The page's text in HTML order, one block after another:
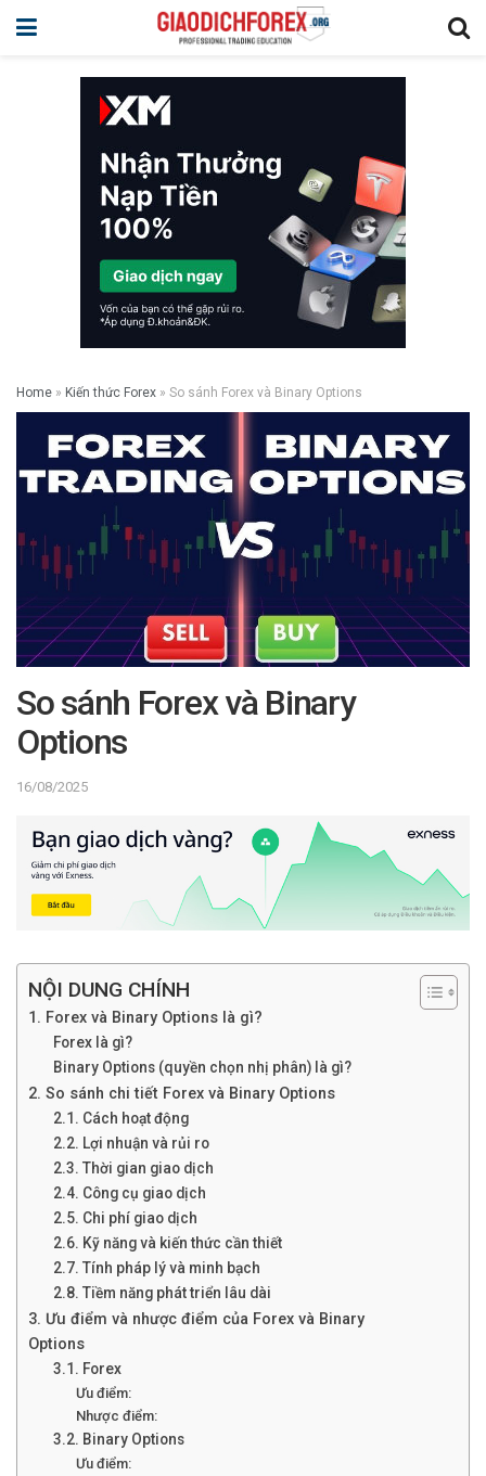
Home » Kiến thức Forex » So sánh Forex và Binary Options
So sánh Forex và Binary
Options
16/08/2025
NỘI DUNG CHÍNH
1. Forex và Binary Options là gì?
Forex là gì?
Binary Options (quyền chọn nhị phân) là gì?
2. So sánh chi tiết Forex và Binary Options
2.1. Cách hoạt động
2.2. Lợi nhuận và rủi ro
2.3. Thời gian giao dịch
2.4. Công cụ giao dịch
2.5. Chi phí giao dịch
2.6. Kỹ năng và kiến thức cần thiết
2.7. Tính pháp lý và minh bạch
2.8. Tiềm năng phát triển lâu dài
3. Ưu điểm và nhược điểm của Forex và Binary
Options
3.1. Forex
Ưu điểm:
Nhược điểm:
3.2. Binary Options
Ưu điểm: